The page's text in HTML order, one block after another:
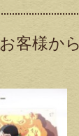
お客様か